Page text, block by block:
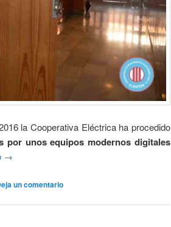
la Cooperativa Eléctrica ha procedido
por unos equipos modernos digitales
→
un comentario